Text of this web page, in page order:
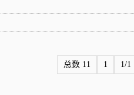
总数 11 1 1/1